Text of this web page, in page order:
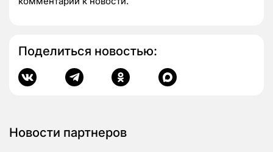
Поделиться новостью:
Новости партнеров